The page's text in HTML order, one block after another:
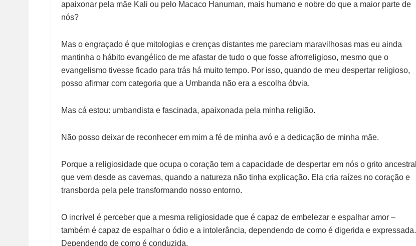
apaixonar pela mãe Kali ou pelo Macaco Hanuman, mais humano e nobre do que a maior parte de
nós?
Mas o engraçado é que mitologias e crenças distantes me pareciam maravilhosas mas eu ainda
mantinha o hábito evangélico de me afastar de tudo o que fosse afrorreligioso, mesmo que o
evangelismo tivesse ficado para trás há muito tempo. Por isso, quando de meu despertar religioso,
posso afirmar com categoria que a Umbanda não era a escolha óbvia.
Mas cá estou: umbandista e fascinada, apaixonada pela minha religião.
Não posso deixar de reconhecer em mim a fé de minha avó e a dedicação de minha mãe.
Porque a religiosidade que ocupa o coração tem a capacidade de despertar em nós o grito ancestral
que vem desde as cavernas, quando a natureza não tinha explicação. Ela cria raízes no coração e
transborda pela pele transformando nosso entorno.
O incrível é perceber que a mesma religiosidade que é capaz de embelezar e espalhar amor –
também é capaz de espalhar o ódio e a intolerância, dependendo de como é digerida e expressada.
Dependendo de como é conduzida.